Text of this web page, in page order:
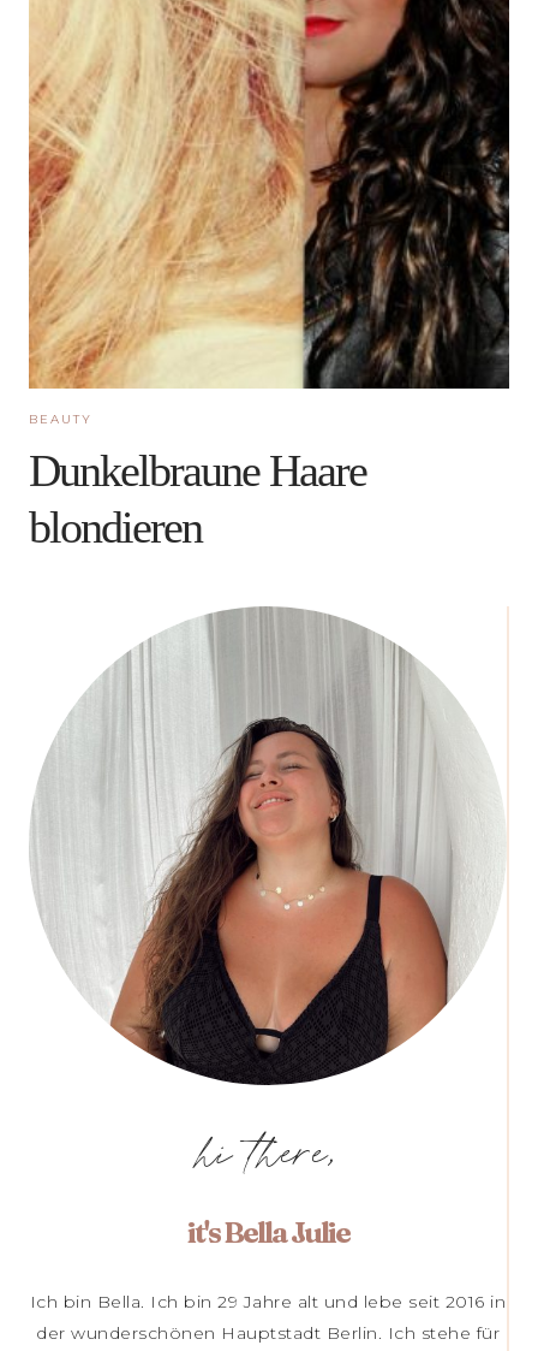
BEAUTY
Dunkelbraune Haare
blondieren
hi there,
it's Bella Julie
Ich bin Bella. Ich bin 29 Jahre alt und lebe seit 2016 in
der wunderschönen Hauptstadt Berlin. Ich stehe für